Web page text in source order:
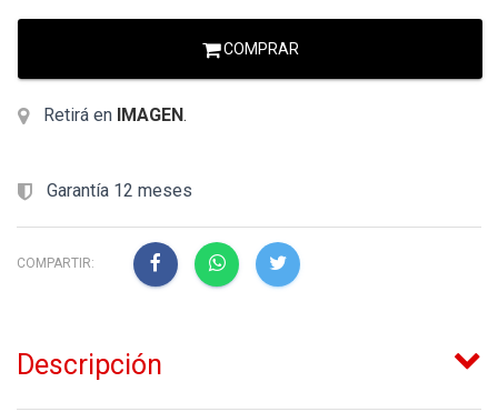
COMPRAR
Retirá en IMAGEN.
Garantía 12 meses
COMPARTIR:
Descripción